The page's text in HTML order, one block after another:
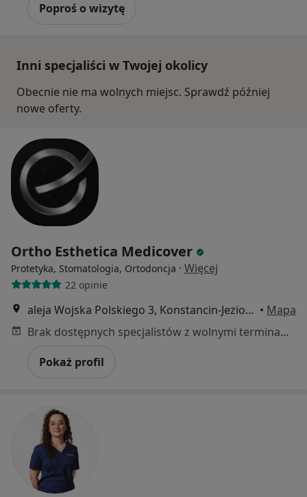
Poproś o wizytę
Inni specjaliści w Twojej okolicy
Obecnie nie ma wolnych miejsc. Sprawdź później
nowe oferty.
Ortho Esthetica Medicover
Protetyka, Stomatologia, Ortodoncja · Więcej
22 opinie
aleja Wojska Polskiego 3, Konstancin-Jeziorna • Mapa
Brak dostępnych specjalistów z wolnymi terminami w tym centrum medycznym.
Pokaż profil